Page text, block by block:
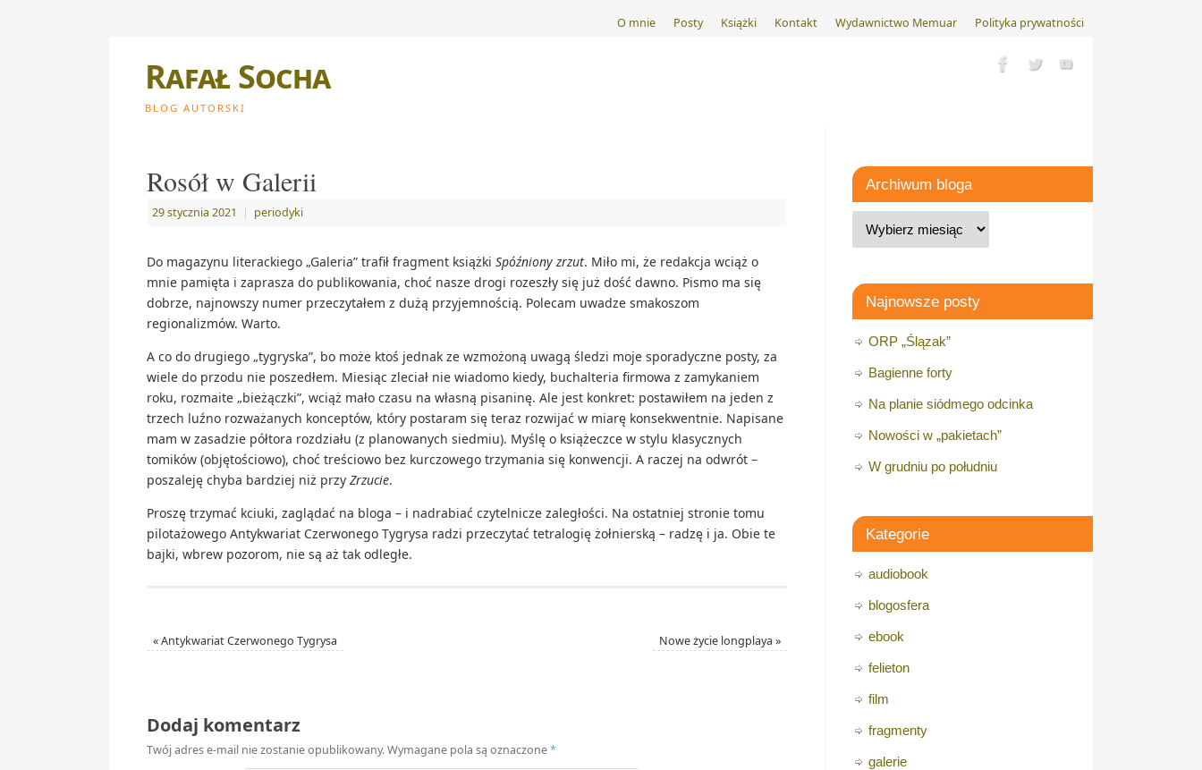
O mnie Posty Książki Kontakt Wydawnictwo Memuar Polityka prywatności
Rafał Socha
BLOG AUTORSKI
Rosół w Galerii
29 stycznia 2021 | periodyki
Do magazynu literackiego „Galeria” trafił fragment książki Spóźniony zrzut. Miło mi, że redakcja wciąż o
mnie pamięta i zaprasza do publikowania, choć nasze drogi rozeszły się już dość dawno. Pismo ma się
dobrze, najnowszy numer przeczytałem z dużą przyjemnością. Polecam uwadze smakoszom
regionalizmów. Warto.
A co do drugiego „tygryska”, bo może ktoś jednak ze wzmożoną uwagą śledzi moje sporadyczne posty, za
wiele do przodu nie poszedłem. Miesiąc zleciał nie wiadomo kiedy, buchalteria firmowa z zamykaniem
roku, rozmaite „bieżączki”, wciąż mało czasu na własną pisaninę. Ale jest konkret: postawiłem na jeden z
trzech luźno rozważanych konceptów, który postaram się teraz rozwijać w miarę konsekwentnie. Napisane
mam w zasadzie półtora rozdziału (z planowanych siedmiu). Myślę o książeczce w stylu klasycznych
tomików (objętościowo), choć treściowo bez kurczowego trzymania się konwencji. A raczej na odwrót –
poszaleję chyba bardziej niż przy Zrzucie.
Proszę trzymać kciuki, zaglądać na bloga – i nadrabiać czytelnicze zaległości. Na ostatniej stronie tomu
pilotażowego Antykwariat Czerwonego Tygrysa radzi przeczytać tetralogię żołnierską – radzę i ja. Obie te
bajki, wbrew pozorom, nie są aż tak odległe.
«Antykwariat Czerwonego Tygrysa Nowe życie longplaya »
Dodaj komentarz
Twój adres e-mail nie zostanie opublikowany.Wymagane pola są oznaczone*
Archiwum bloga
Najnowsze posty
ORP „Ślązak”
Bagienne forty
Na planie siódmego odcinka
Nowości w „pakietach”
W grudniu po południu
Kategorie
audiobook
blogosfera
ebook
felieton
film
fragmenty
galerie